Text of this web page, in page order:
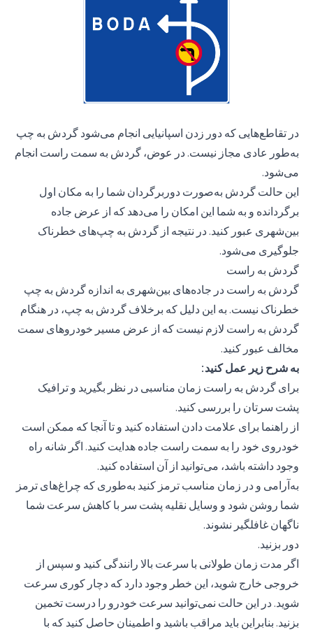
در تقاطع‌هایی که دور زدن اسپانیایی انجام می‌شود گردش به چپ
به‌طور عادی مجاز نیست. در عوض، گردش به سمت راست انجام
می‌شود.
این حالت گردش به‌صورت دوربرگردان شما را به مکان اول
برگردانده و به شما این امکان را می‌دهد که از عرض جاده
بین‌شهری عبور کنید. در نتیجه از گردش به چپ‌های خطرناک
جلوگیری می‌شود.
گردش به راست
گردش به راست در جاده‌های بین‌شهری به اندازه گردش به چپ
خطرناک نیست. به این دلیل که برخلاف گردش به چپ، در هنگام
گردش به راست لازم نیست که از عرض مسیر خودروهای سمت
مخالف عبور کنید.
به شرح زیر عمل کنید:
برای گردش به راست زمان مناسبی در نظر بگیرید و ترافیک
پشت سرتان را بررسی کنید.
از راهنما برای علامت دادن استفاده کنید و تا آنجا که ممکن است
خودروی خود را به سمت راست جاده هدایت کنید. اگر شانه راه
وجود داشته باشد، می‌توانید از آن استفاده کنید.
به‌آرامی و در زمان مناسب ترمز کنید به‌طوری که چراغ‌های ترمز
شما روشن شود و وسایل نقلیه پشت سر با کاهش سرعت شما
ناگهان غافلگیر نشوند.
دور بزنید.
اگر مدت زمان طولانی با سرعت بالا رانندگی کنید و سپس از
خروجی خارج شوید، این خطر وجود دارد که دچار کوری سرعت
شوید. در این حالت نمی‌توانید سرعت خودرو را درست تخمین
بزنید. بنابراین باید مراقب باشید و اطمینان حاصل کنید که با